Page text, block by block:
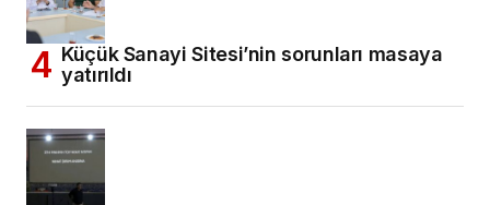
Küçük Sanayi Sitesi’nin sorunları masaya
yatırıldı